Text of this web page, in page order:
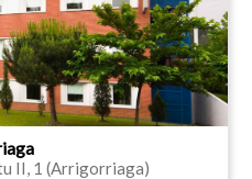
II, 1 (Arrigorriaga)